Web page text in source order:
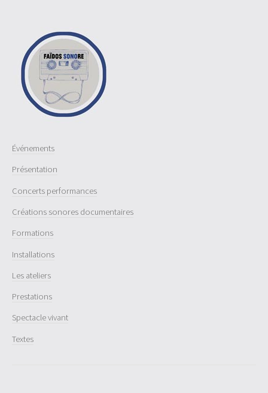
Événements
Présentation
Concerts performances
Créations sonores documentaires
Formations
Installations
Les ateliers
Prestations
Spectacle vivant
Textes